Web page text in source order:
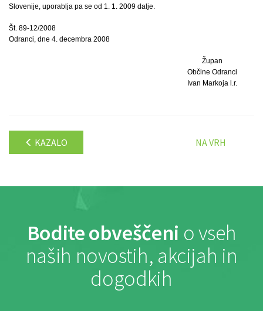
Slovenije, uporablja pa se od 1. 1. 2009 dalje.
Št. 89-12/2008
Odranci, dne 4. decembra 2008
Župan
Občine Odranci
Ivan Markoja l.r.
KAZALO NA VRH
Bodite obveščeni o vseh
naših novostih, akcijah in
dogodkih